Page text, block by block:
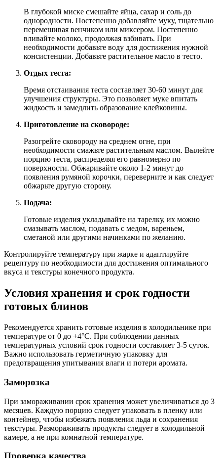
В глубокой миске смешайте яйца, сахар и соль до
однородности. Постепенно добавляйте муку, тщательно
перемешивая венчиком или миксером. Постепенно
вливайте молоко, продолжая взбивать. При
необходимости добавьте воду для достижения нужной
консистенции. Добавьте растительное масло в тесто.
Отдых теста:
Время отстаивания теста составляет 30-60 минут для
улучшения структуры. Это позволяет муке впитать
жидкость и замедлить образование клейковины.
Приготовление на сковороде:
Разогрейте сковороду на среднем огне, при
необходимости смажьте растительным маслом. Вылейте
порцию теста, распределяя его равномерно по
поверхности. Обжаривайте около 1-2 минут до
появления румяной корочки, переверните и как следует
обжарьте другую сторону.
Подача:
Готовые изделия укладывайте на тарелку, их можно
смазывать маслом, подавать с медом, вареньем,
сметаной или другими начинками по желанию.
Контролируйте температуру при жарке и адаптируйте
рецептуру по необходимости для достижения оптимального
вкуса и текстуры конечного продукта.
Условия хранения и срок годности
готовых блинов
Рекомендуется хранить готовые изделия в холодильнике при
температуре от 0 до +4°C. При соблюдении данных
температурных условий срок годности составляет 3-5 суток.
Важно использовать герметичную упаковку для
предотвращения упитывания влаги и потери аромата.
Заморозка
При замораживании срок хранения может увеличиваться до 3
месяцев. Каждую порцию следует упаковать в пленку или
контейнер, чтобы избежать появления льда и сохранения
текстуры. Размораживать продукты следует в холодильной
камере, а не при комнатной температуре.